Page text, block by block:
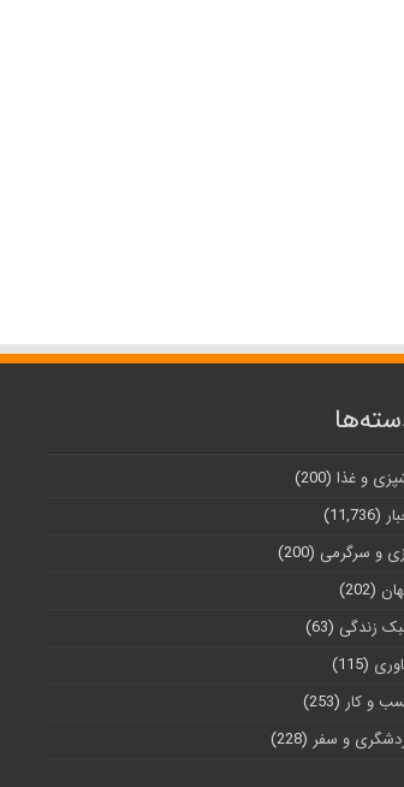
و غذا (200)
(11,736)
و سرگرمی (200)
(202)
زندگی (63)
(115)
و کار (253)
و سفر (228)